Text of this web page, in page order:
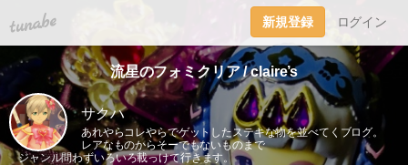
tuna.be 新規登録 ログイン
流星のフォミクリア / claire’s
サクハ
あれやらコレやらでゲットしたステキな物を並べてくブログ。
レアなものからそーでもないものまで
ジャンル問わずいろいろ載っけて行きます。